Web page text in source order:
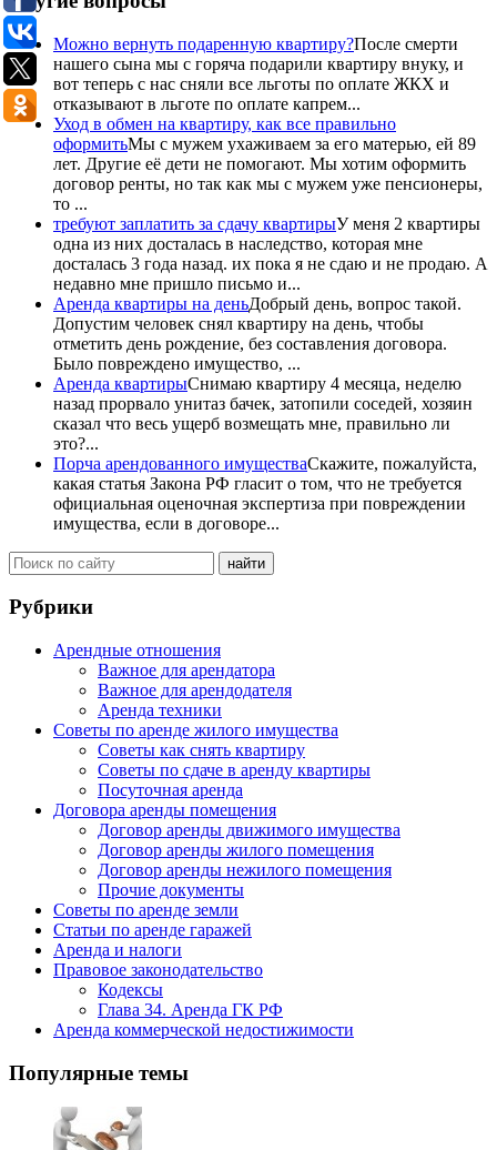
Можно вернуть подаренную квартиру?После смерти
нашего сына мы с горяча подарили квартиру внуку, и
вот теперь с нас сняли все льготы по оплате ЖКХ и
отказывают в льготе по оплате капрем...
Уход в обмен на квартиру, как все правильно
оформитьМы с мужем ухаживаем за его матерью, ей 89
лет. Другие её дети не помогают. Мы хотим оформить
договор ренты, но так как мы с мужем уже пенсионеры,
то ...
требуют заплатить за сдачу квартирыУ меня 2 квартиры
одна из них досталась в наследство, которая мне
досталась 3 года назад. их пока я не сдаю и не продаю. А
недавно мне пришло письмо и...
Аренда квартиры на деньДобрый день, вопрос такой.
Допустим человек снял квартиру на день, чтобы
отметить день рождение, без составления договора.
Было повреждено имущество, ...
Аренда квартирыСнимаю квартиру 4 месяца, неделю
назад прорвало унитаз бачек, затопили соседей, хозяин
сказал что весь ущерб возмещать мне, правильно ли
это?...
Порча арендованного имуществаСкажите, пожалуйста,
какая статья Закона РФ гласит о том, что не требуется
официальная оценочная экспертиза при повреждении
имущества, если в договоре...
Рубрики
Арендные отношения
Важное для арендатора
Важное для арендодателя
Аренда техники
Советы по аренде жилого имущества
Советы как снять квартиру
Советы по сдаче в аренду квартиры
Посуточная аренда
Договора аренды помещения
Договор аренды движимого имущества
Договор аренды жилого помещения
Договор аренды нежилого помещения
Прочие документы
Советы по аренде земли
Статьи по аренде гаражей
Аренда и налоги
Правовое законодательство
Кодексы
Глава 34. Аренда ГК РФ
Аренда коммерческой недостижимости
Популярные темы